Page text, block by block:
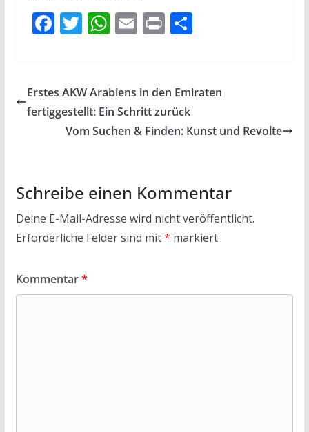
F
b
o
o
T
er
W
s
A
p
E
l
PrT
n
Erstes AKW Arabiens in den Emiraten
fertiggestellt: Ein Schritt zurück
Vom Suchen & Finden: Kunst und Revolte
Schreibe einen Kommentar
Deine E-Mail-Adresse wird nicht veröffentlicht.
Erforderliche Felder sind mit* markiert
Kommentar*